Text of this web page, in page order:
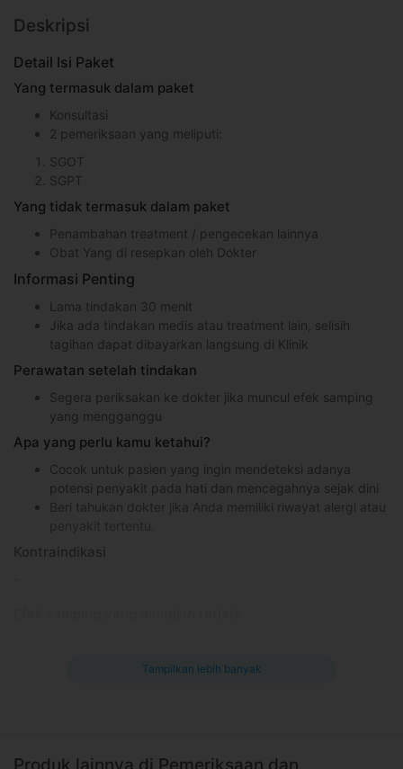
Deskripsi
Detail Isi Paket
Yang termasuk dalam paket
Konsultasi
2 pemeriksaan yang meliputi:
SGOT
SGPT
Yang tidak termasuk dalam paket
Penambahan treatment / pengecekan lainnya
Obat Yang di resepkan oleh Dokter
Informasi Penting
Lama tindakan 30 menit
Jika ada tindakan medis atau treatment lain, selisih
tagihan dapat dibayarkan langsung di Klinik
Perawatan setelah tindakan
Segera periksakan ke dokter jika muncul efek samping
yang mengganggu
Apa yang perlu kamu ketahui?
Cocok untuk pasien yang ingin mendeteksi adanya
potensi penyakit pada hati dan mencegahnya sejak dini
Beri tahukan dokter jika Anda memiliki riwayat alergi atau
Kontraindikasi
Tampilkan lebih banyak
Produk lainnya di Pemeriksaan dan